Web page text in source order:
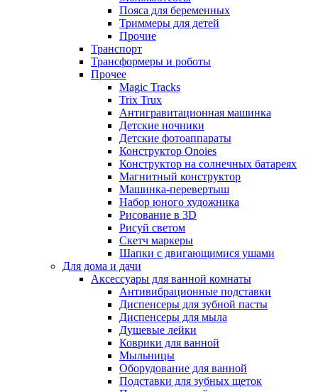
Пояса для беременных
Триммеры для детей
Прочие
Транспорт
Трансформеры и роботы
Прочее
Magic Tracks
Trix Trux
Антигравитационная машинка
Детские ночники
Детские фотоаппараты
Конструктор Onoies
Конструктор на солнечных батареях
Магнитный конструктор
Машинка-перевертыш
Набор юного художника
Рисование в 3D
Рисуй светом
Скетч маркеры
Шапки с двигающимися ушами
Для дома и дачи
Аксессуары для ванной комнаты
Антивибрационные подставки
Диспенсеры для зубной пасты
Диспенсеры для мыла
Душевые лейки
Коврики для ванной
Мыльницы
Оборудование для ванной
Подставки для зубных щеток